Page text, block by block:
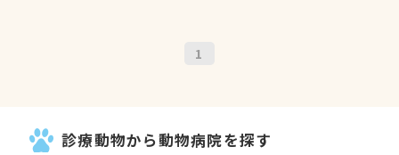
1
診療動物から動物病院を探す